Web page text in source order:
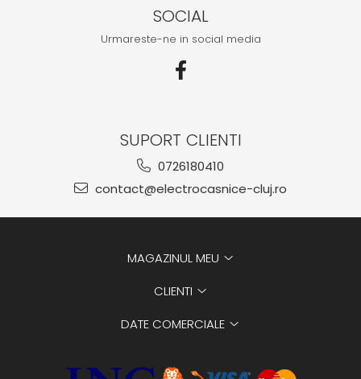
SOCIAL
Urmareste-ne in social media
SUPORT CLIENTI
0726180410
contact@electrocasnice-cluj.ro
MAGAZINUL MEU
CLIENTI
DATE COMERCIALE